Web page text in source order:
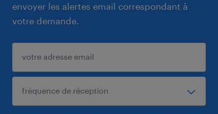
envoyer les alertes email correspondant à
votre demande.